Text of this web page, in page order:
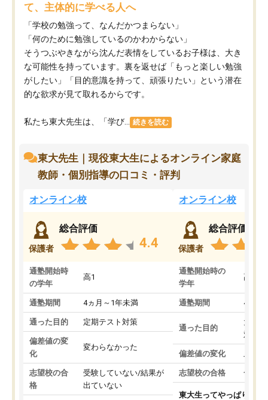
て、主体的に学べる人へ
「学校の勉強って、なんだかつまらない」
「何のために勉強しているのかわからない」
そうつぶやきながら沈んだ表情をしているお子様は、大き
な可能性を持っています。裏を返せば「もっと楽しい勉強
がしたい」「目的意識を持って、頑張りたい」という潜在
的な欲求が見て取れるからです。
私たち東大先生は、「学び... 続きを読む
東大先生｜現役東大生によるオンライン家庭
教師・個別指導の口コミ・評判
オンライン校
保護者
総合評価
4.4
通塾開始時
の学年
高1
通塾期間 4ヵ月～1年未満
通った目的 定期テスト対策
偏差値の変
化
変わらなかった
志望校の合
格
受験していない/結果が
出ていない
オンライン校
保護者
総合評価
通塾開始時の
学年
高3
通塾期間 4ヵ月
通った目的
大学
対策
偏差値の変化
志望校の合格 合格
東大生ってやっぱりすご